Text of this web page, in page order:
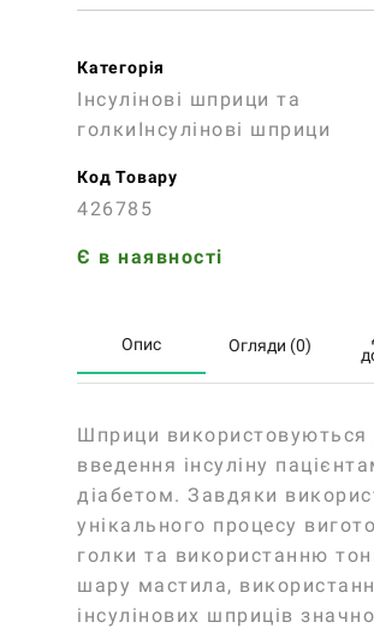
Категорія
Інсулінові шприци та
голкиІнсулінові шприци
Код Товару
426785
Є в наявності
Опис Огляди (0)
Шприци використовуються
введення інсуліну
діабетом. Завдяки
унікального процесу
голки та використанню
шару мастила,
інсулінових шприців значно